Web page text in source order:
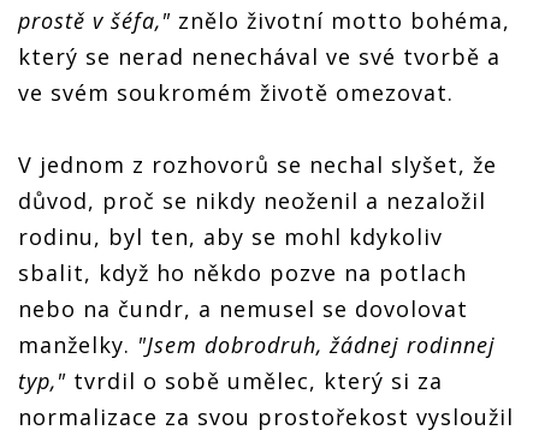
prostě v šéfa," znělo životní motto bohéma,
který se nerad nenechával ve své tvorbě a
ve svém soukromém životě omezovat.
V jednom z rozhovorů se nechal slyšet, že
důvod, proč se nikdy neoženil a nezaložil
rodinu, byl ten, aby se mohl kdykoliv
sbalit, když ho někdo pozve na potlach
nebo na čundr, a nemusel se dovolovat
manželky. "Jsem dobrodruh, žádnej rodinnej
typ," tvrdil o sobě umělec, který si za
normalizace za svou prostořekost vysloužil